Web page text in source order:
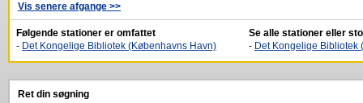
Vis senere afgange >>
Følgende stationer er omfattet
- Det Kongelige Bibliotek (Københavns Havn)
Se alle stationer eller
- Det Kongelige Bibliotek
Ret din søgning